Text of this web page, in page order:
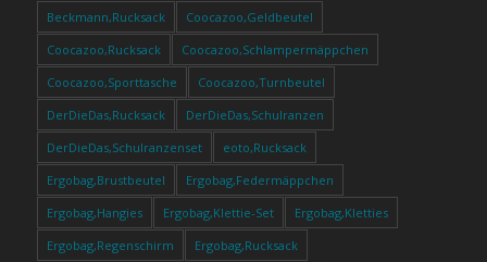
Beckmann,Rucksack
Coocazoo,Geldbeutel
Coocazoo,Rucksack
Coocazoo,Schlampermäppchen
Coocazoo,Sporttasche
Coocazoo,Turnbeutel
DerDieDas,Rucksack
DerDieDas,Schulranzen
DerDieDas,Schulranzenset
eoto,Rucksack
Ergobag,Brustbeutel
Ergobag,Federmäppchen
Ergobag,Hangies
Ergobag,Klettie-Set
Ergobag,Kletties
Ergobag,Regenschirm
Ergobag,Rucksack